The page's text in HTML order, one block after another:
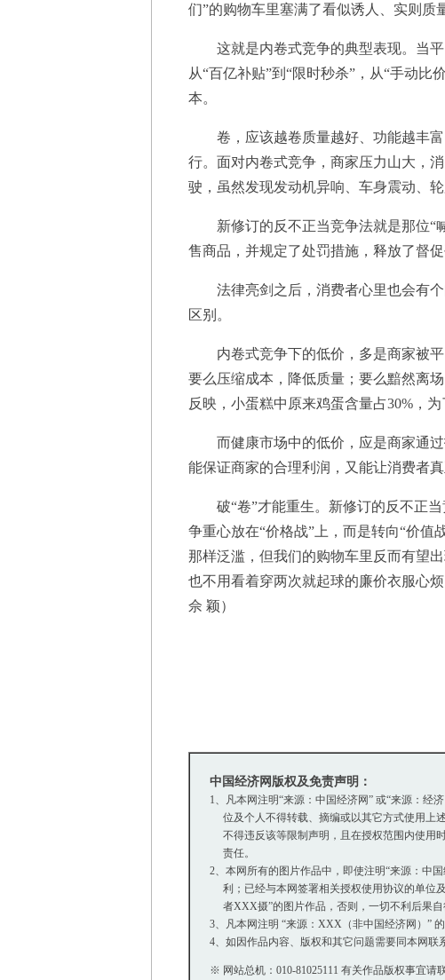
们”的购物车里塞满了看似诱人、实则质
这就是内卷式竞争的典型表现。当
从“百亿补贴”到“限时秒杀”，从“手动
本。
卷，应该越卷质量越好、功能越丰
行。面对内卷式竞争，商家压力山大，
驶，虽然发现发动机异响、车身震动、
新修订的反不正当竞争法就是那位“
售商品，并规定了处罚措施，释放了督
法律亮剑之后，消费者心里也会有
区别。
内卷式竞争下的低价，多是商家被
要么压缩成本，降低质量；要么黯然离
反映，小蛋糕中原来鸡蛋含量占30%，
而健康市场中的低价，应是商家通
能保证商家的合理利润，又能让消费者真
破“卷”才能重生。新修订的反不正
争重心放在“价格战”上，而是转向“价
那样泛滥，但我们的购物车里反而有望
也不用看着穿两次就起球的廉价衣服心
佘 颖）
中国经济网版权及免责声明：
1、凡本网注明“来源：中国经济网” 或“来源：经
位及个人不得转载、摘编或以其它方式使用上
不得违反该等限制声明，且在授权范围内使用
责任。
2、本网所有的图片作品中，即使注明“来源：中
利；已经与本网签署相关授权使用协议的单位
者XXX摄”的图片作品，否则，一切不利后果自
3、凡本网注明 “来源：XXX（非中国经济网）”
4、如因作品内容、版权和其它问题需要同本网联
※ 网站总机：010-81025111 有关作品版权事宜请